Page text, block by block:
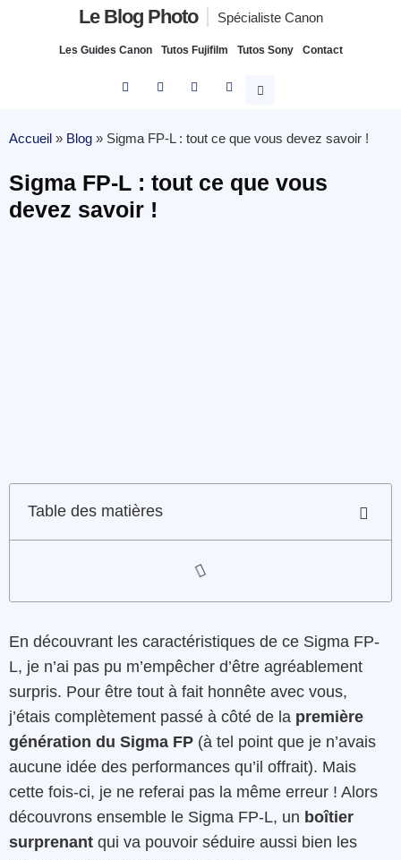
Le Blog Photo Spécialiste Canon
Les Guides Canon Tutos Fujifilm Tutos Sony Contact
Accueil » Blog » Sigma FP-L : tout ce que vous devez savoir !
Sigma FP-L : tout ce que vous
devez savoir !
Table des matières
En découvrant les caractéristiques de ce Sigma FP-
L, je n’ai pas pu m’empêcher d’être agréablement
surpris. Pour être tout à fait honnête avec vous,
j’étais complètement passé à côté de la première
génération du Sigma FP (à tel point que je n’avais
aucune idée des performances qu’il offrait). Mais
cette fois-ci, je ne referai pas la même erreur ! Alors
découvrons ensemble le Sigma FP-L, un boîtier
surprenant qui va pouvoir séduire aussi bien les